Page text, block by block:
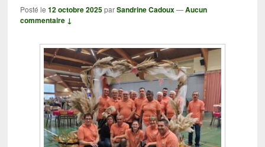
Posté le12 octobre 2025 parSandrine Cadoux —Aucun
commentaire ↓